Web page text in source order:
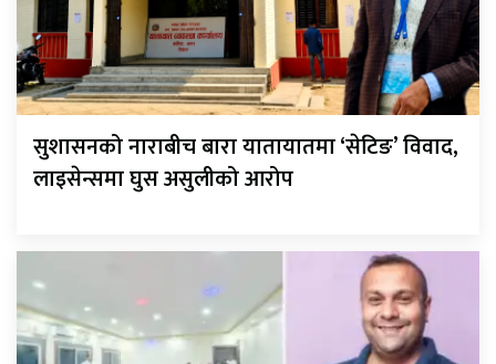
सुशासनको नाराबीच बारा यातायातमा ‘सेटिङ’ विवाद,
लाइसेन्समा घुस असुलीको आरोप